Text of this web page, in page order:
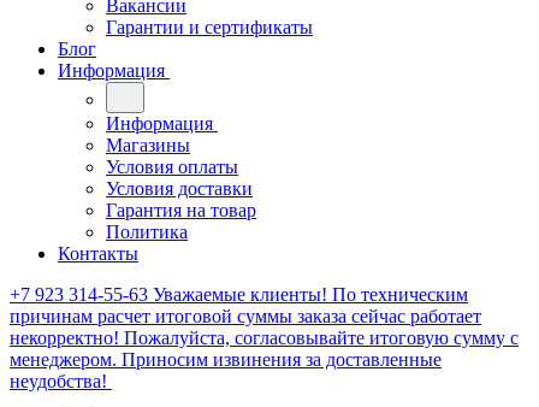
Вакансии
Гарантии и сертификаты
Блог
Информация
Информация
Магазины
Условия оплаты
Условия доставки
Гарантия на товар
Политика
Контакты
+7 923 314-55-63 Уважаемые клиенты! По техническим
причинам расчет итоговой суммы заказа сейчас работает
некорректно! Пожалуйста, согласовывайте итоговую сумму с
менеджером. Приносим извинения за доставленные
неудобства!